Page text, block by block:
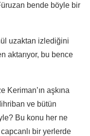
bende böyle bir
uzaktan izlediğini
aktarıyor, bu bence
Keriman’ın aşkına
ve bütün
Bu konu her ne
bir yerlerde